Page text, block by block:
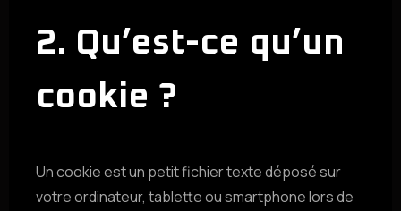
2. Qu’est-ce qu’un
cookie ?
Un cookie est un petit fichier texte déposé sur
votre ordinateur, tablette ou smartphone lors de